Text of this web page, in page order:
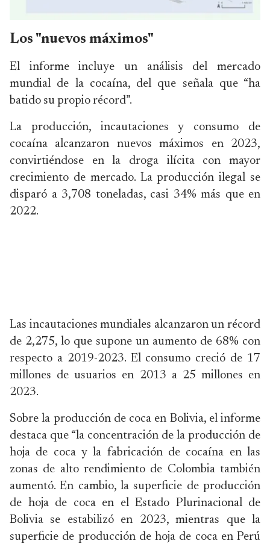
Los "nuevos máximos"
El informe incluye un análisis del mercado
mundial de la cocaína, del que señala que “ha
batido su propio récord”.
La producción, incautaciones y consumo de
cocaína alcanzaron nuevos máximos en 2023,
convirtiéndose en la droga ilícita con mayor
crecimiento de mercado. La producción ilegal se
disparó a 3,708 toneladas, casi 34% más que en
2022.
Las incautaciones mundiales alcanzaron un récord
de 2,275, lo que supone un aumento de 68% con
respecto a 2019-2023. El consumo creció de 17
millones de usuarios en 2013 a 25 millones en
2023.
Sobre la producción de coca en Bolivia, el informe
destaca que “la concentración de la producción de
hoja de coca y la fabricación de cocaína en las
zonas de alto rendimiento de Colombia también
aumentó. En cambio, la superficie de producción
de hoja de coca en el Estado Plurinacional de
Bolivia se estabilizó en 2023, mientras que la
superficie de producción de hoja de coca en Perú